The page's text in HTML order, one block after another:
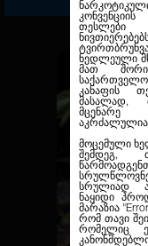
თესლები
ნედლეული
მათ
კანაფის
მასალად,
მცენარე
მოცემული
შემდეგ,
სრულიად
ნაყიდი
მარაზია
რომ თავი
რომელიც